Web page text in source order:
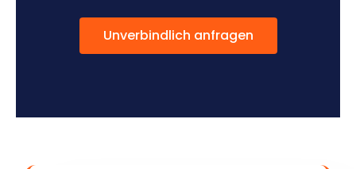
Unverbindlich anfragen